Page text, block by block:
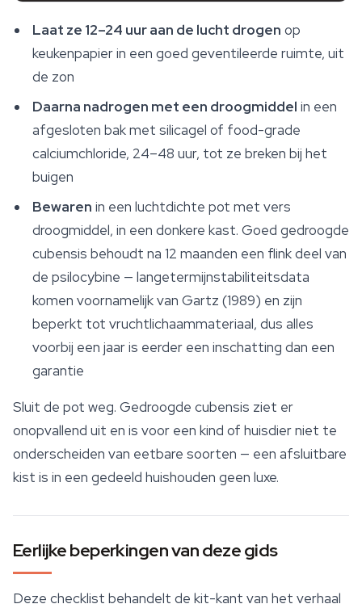
Laat ze 12–24 uur aan de lucht drogen op
keukenpapier in een goed geventileerde ruimte, uit
de zon
Daarna nadrogen met een droogmiddel in een
afgesloten bak met silicagel of food-grade
calciumchloride, 24–48 uur, tot ze breken bij het
buigen
Bewaren in een luchtdichte pot met vers
droogmiddel, in een donkere kast. Goed gedroogde
cubensis behoudt na 12 maanden een flink deel van
de psilocybine — langetermijnstabiliteitsdata
komen voornamelijk van Gartz (1989) en zijn
beperkt tot vruchtlichaammateriaal, dus alles
voorbij een jaar is eerder een inschatting dan een
garantie
Sluit de pot weg. Gedroogde cubensis ziet er
onopvallend uit en is voor een kind of huisdier niet te
onderscheiden van eetbare soorten — een afsluitbare
kist is in een gedeeld huishouden geen luxe.
Eerlijke beperkingen van deze gids
Deze checklist behandelt de kit-kant van het verhaal